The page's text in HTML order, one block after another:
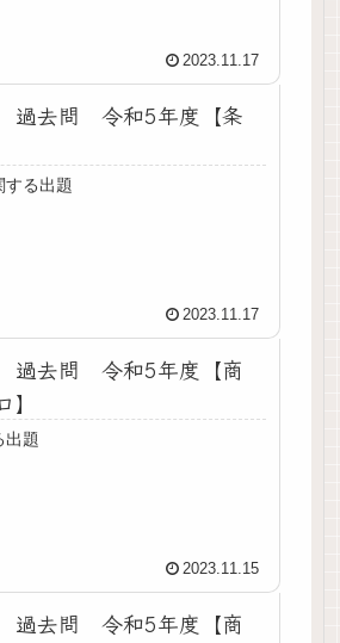
2023.11.17
去問 令和5年度【条
する出題
2023.11.17
去問 令和5年度【商
出題
2023.11.15
去問 令和5年度【商